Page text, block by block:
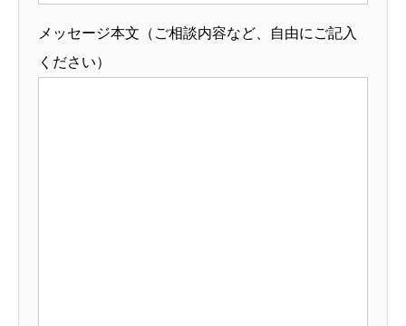
メッセージ本文（ご相談内容など、自由にご記入
ください）